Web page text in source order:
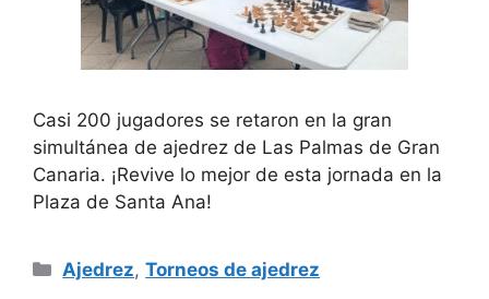
Casi 200 jugadores se retaron en la gran
simultánea de ajedrez de Las Palmas de Gran
Canaria. ¡Revive lo mejor de esta jornada en la
Plaza de Santa Ana!
Categorías
Ajedrez,Torneos de ajedrez